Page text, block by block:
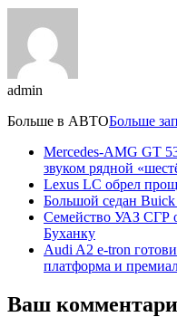
admin
Больше в АВТОБольше
Mercedes-AMG GT
звуком рядной
Lexus LC обрел
Большой седан
Семейство УАЗ СГР
Буханку
Audi A2 e-tron
платформа и
Ваш